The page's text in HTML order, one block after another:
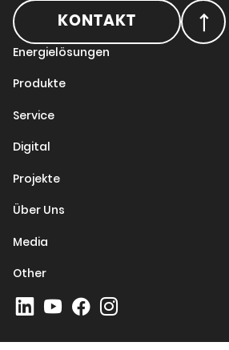
KONTAKT
Energielösungen
Produkte
Service
Digital
Projekte
Über Uns
Media
Other